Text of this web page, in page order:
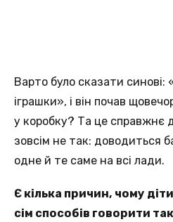
Варто було сказати
іграшки», і він почав
у коробку? Та це справжнє
зовсім не так: доводиться
одне й те саме на всі лади.
Є кілька причин, чому
сім способів говорити